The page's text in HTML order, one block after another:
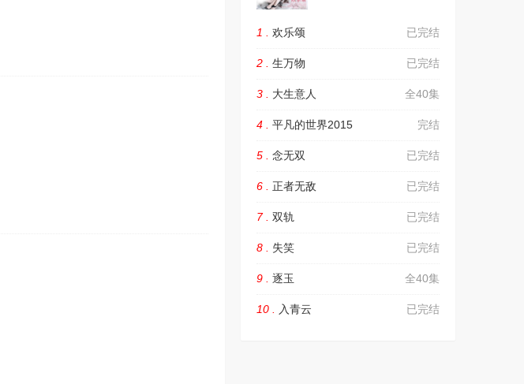
已完结
1 . 欢乐颂
已完结
2 . 生万物
全40集
3 . 大生意人
完结
4 . 平凡的世界2015
已完结
5 . 念无双
已完结
6 . 正者无敌
已完结
7 . 双轨
已完结
8 . 失笑
全40集
9 . 逐玉
已完结
10 . 入青云